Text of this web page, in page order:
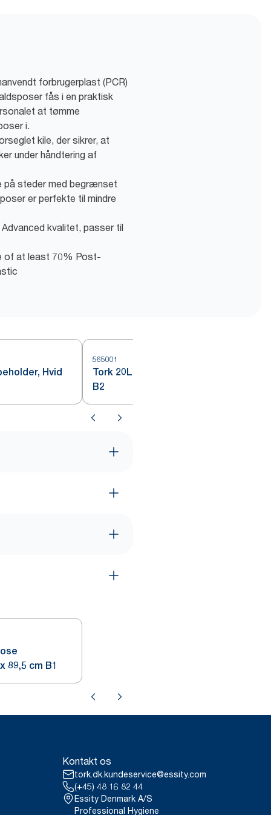
forbrugerplast (PCR)
fås i en praktisk
at tømme
i.
kile, der sikrer, at
under håndtering af
på steder med begrænset
er perfekte til mindre
kvalitet, passer til
of at least 70% Post-
Hvid
565001
Tork 20L Affaldsbeholder, Hvid
B2
61,5 x 89,5 cm B1
Kontakt os
tork.dk.kundeservice@essity.com
(+45) 48 16 82 44
Essity Denmark A/S
Professional Hygiene